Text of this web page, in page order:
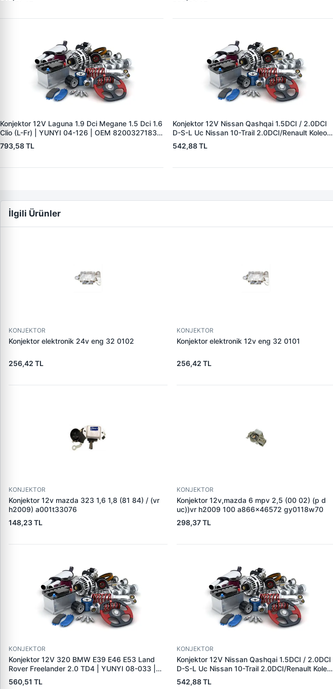
Konjektor 12V Laguna 1.9 Dci Megane 1.5 Dci 1.6
Clio (L-Fr) | YUNYI 04-126 | OEM 8200327183
8200660029
793,58 TL
Konjektor 12V Nissan Qashqai 1.5DCI / 2.0DCI
D-S-L Uc Nissan 10-Trail 2.0DCI/Renault Koleos
Jeep 2.0DCI | YUNYI 06-125 | OEM
23215BC40A 23215JG71A
542,88 TL
İlgili Ürünler
KONJEKTOR
Konjektor elektronik 24v eng 32 0102
256,42 TL
KONJEKTOR
Konjektor elektronik 12v eng 32 0101
256,42 TL
KONJEKTOR
Konjektor 12v mazda 323 1,6 1,8 (81 84) / (vr
h2009) a001t33076
148,23 TL
KONJEKTOR
Konjektor 12v,mazda 6 mpv 2,5 (00 02) (p d
uc))vr h2009 100 a866x46572 gy0118w70
298,37 TL
KONJEKTOR
Konjektor 12V 320 BMW E39 E46 E53 Land
Rover Freelander 2.0 TD4 | YUNYI 08-033 |
OEM 12317501749 12317792094 YLE500180
560,51 TL
KONJEKTOR
Konjektor 12V Nissan Qashqai 1.5DCI / 2.0DCI
D-S-L Uc Nissan 10-Trail 2.0DCI/Renault Koleos
Jeep 2.0DCI | YUNYI 06-125 | OEM
23215BC40A 23215JG71A
542,88 TL